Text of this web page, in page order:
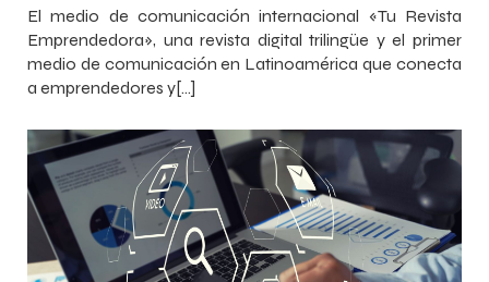
El medio de comunicación internacional «Tu Revista
Emprendedora», una revista digital trilingüe y el primer
medio de comunicación en Latinoamérica que conecta
a emprendedores y[…]